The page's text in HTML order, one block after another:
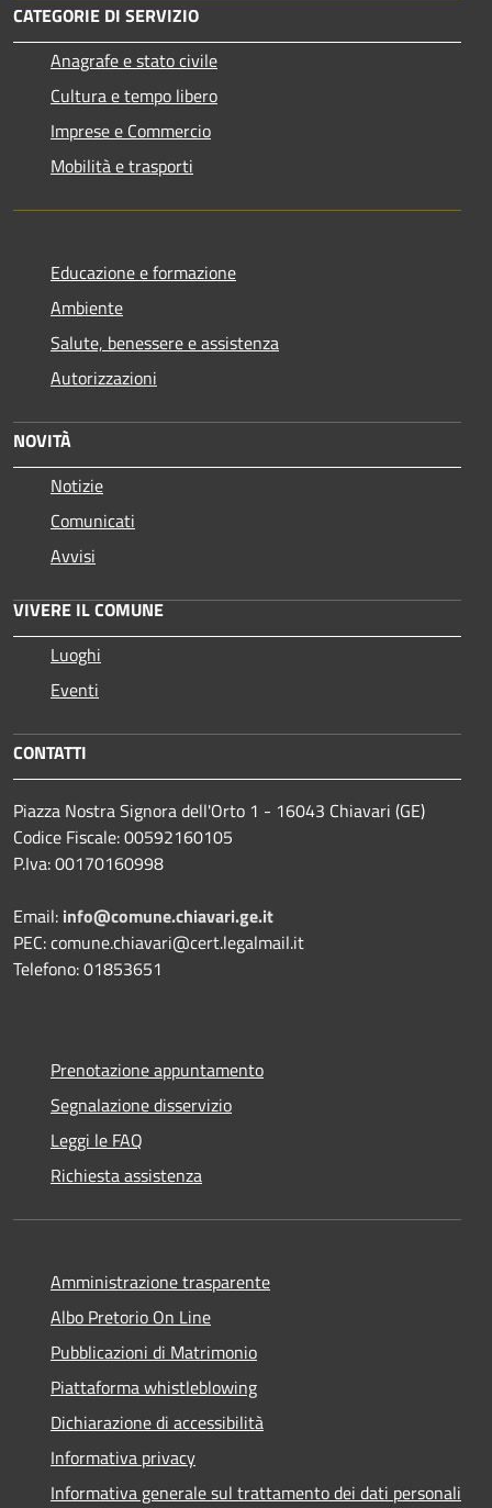
CATEGORIE DI SERVIZIO
Anagrafe e stato civile
Cultura e tempo libero
Imprese e Commercio
Mobilità e trasporti
Educazione e formazione
Ambiente
Salute, benessere e assistenza
Autorizzazioni
NOVITÀ
Notizie
Comunicati
Avvisi
VIVERE IL COMUNE
Luoghi
Eventi
CONTATTI
Piazza Nostra Signora dell'Orto 1 - 16043 Chiavari (GE)
Codice Fiscale: 00592160105
P.Iva: 00170160998
Email: info@comune.chiavari.ge.it
PEC: comune.chiavari@cert.legalmail.it
Telefono: 01853651
Prenotazione appuntamento
Segnalazione disservizio
Leggi le FAQ
Richiesta assistenza
Amministrazione trasparente
Albo Pretorio On Line
Pubblicazioni di Matrimonio
Piattaforma whistleblowing
Dichiarazione di accessibilità
Informativa privacy
Informativa generale sul trattamento dei dati personali